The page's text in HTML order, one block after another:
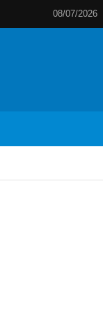
08/07/2026